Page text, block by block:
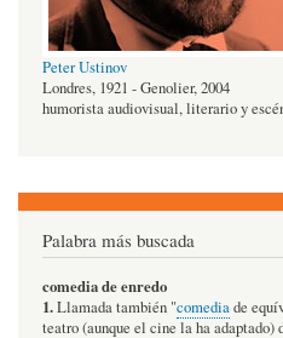
Peter Ustinov
Londres, 1921 - Genolier, 2004
humorista audiovisual, literario y
Palabra más buscada
comedia de enredo
1.Llamada también "comediade
teatro (aunque el cine la ha adaptado)